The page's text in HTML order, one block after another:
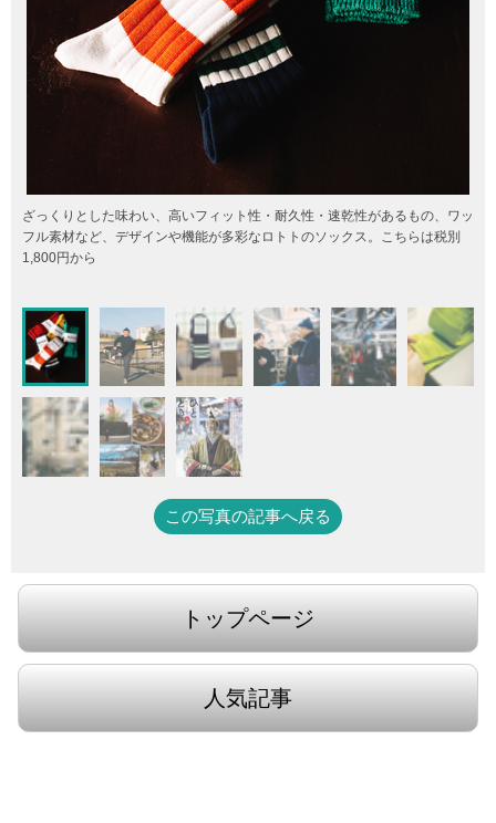
ざっくりとした味わい、高いフィット性・耐久性・速乾性があるもの、ワッ
フル素材など、デザインや機能が多彩なロトトのソックス。こちらは税別
1,800円から
この写真の記事へ戻る
トップページ
人気記事